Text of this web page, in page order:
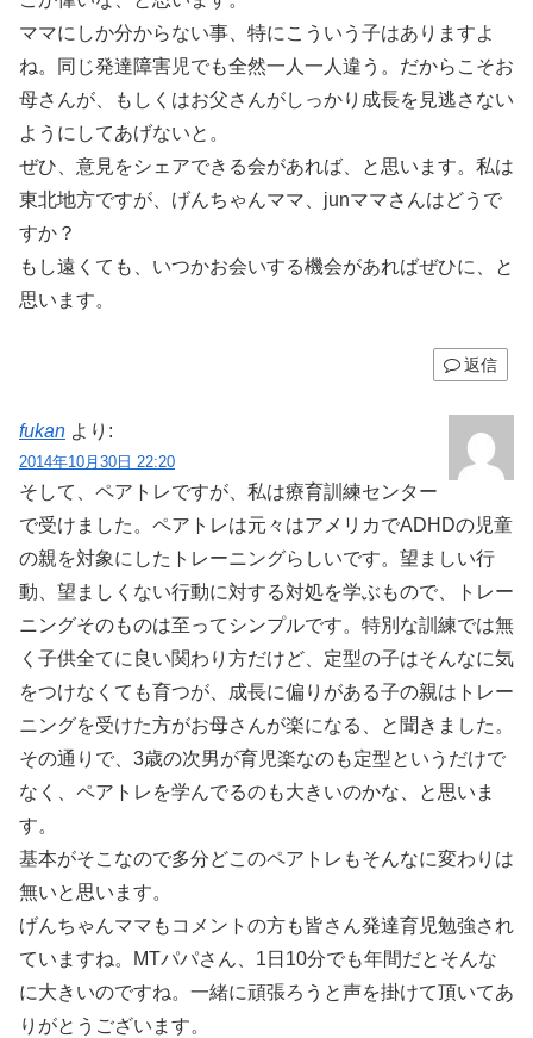
ママにしか分からない事、特にこういう子はありますよ
ね。同じ発達障害児でも全然一人一人違う。だからこそお
母さんが、もしくはお父さんがしっかり成長を見逃さない
ようにしてあげないと。
ぜひ、意見をシェアできる会があれば、と思います。私は
東北地方ですが、げんちゃんママ、junママさんはどうで
すか？
もし遠くても、いつかお会いする機会があればぜひに、と
思います。
返信
fukan より:
2014年10月30日 22:20
そして、ペアトレですが、私は療育訓練センター
で受けました。ペアトレは元々はアメリカでADHDの児童
の親を対象にしたトレーニングらしいです。望ましい行
動、望ましくない行動に対する対処を学ぶもので、トレー
ニングそのものは至ってシンプルです。特別な訓練では無
く子供全てに良い関わり方だけど、定型の子はそんなに気
をつけなくても育つが、成長に偏りがある子の親はトレー
ニングを受けた方がお母さんが楽になる、と聞きました。
その通りで、3歳の次男が育児楽なのも定型というだけで
なく、ペアトレを学んでるのも大きいのかな、と思いま
す。
基本がそこなので多分どこのペアトレもそんなに変わりは
無いと思います。
げんちゃんママもコメントの方も皆さん発達育児勉強され
ていますね。MTパパさん、1日10分でも年間だとそんな
に大きいのですね。一緒に頑張ろうと声を掛けて頂いてあ
りがとうございます。